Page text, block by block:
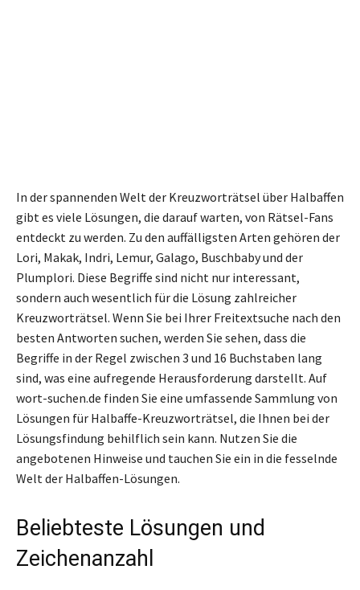
In der spannenden Welt der Kreuzworträtsel über Halbaffen
gibt es viele Lösungen, die darauf warten, von Rätsel-Fans
entdeckt zu werden. Zu den auffälligsten Arten gehören der
Lori, Makak, Indri, Lemur, Galago, Buschbaby und der
Plumplori. Diese Begriffe sind nicht nur interessant,
sondern auch wesentlich für die Lösung zahlreicher
Kreuzworträtsel. Wenn Sie bei Ihrer Freitextsuche nach den
besten Antworten suchen, werden Sie sehen, dass die
Begriffe in der Regel zwischen 3 und 16 Buchstaben lang
sind, was eine aufregende Herausforderung darstellt. Auf
wort-suchen.de finden Sie eine umfassende Sammlung von
Lösungen für Halbaffe-Kreuzworträtsel, die Ihnen bei der
Lösungsfindung behilflich sein kann. Nutzen Sie die
angebotenen Hinweise und tauchen Sie ein in die fesselnde
Welt der Halbaffen-Lösungen.
Beliebteste Lösungen und
Zeichenanzahl